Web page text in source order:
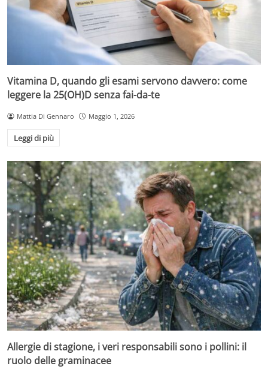
Vitamina D, quando gli esami servono davvero: come
leggere la 25(OH)D senza fai-da-te
Mattia Di Gennaro Maggio 1, 2026
Leggi di più
Allergie di stagione, i veri responsabili sono i pollini: il
ruolo delle graminacee